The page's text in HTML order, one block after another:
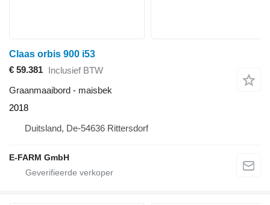
Claas orbis 900 i53
€ 59.381 Inclusief BTW
Graanmaaibord - maisbek
2018
Duitsland, De-54636 Rittersdorf
E-FARM GmbH